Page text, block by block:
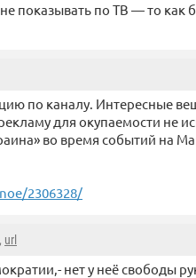
показывать по ТВ — то как
по каналу. Интересные
для окупаемости не
во время событий на
2306328/
url
нет у неё свободы